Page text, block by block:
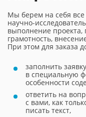
Мы берем на себя
научно-
выполнение проекта,
грамотность,
При этом для заказа
заполнить
в специальную
особенности
ответить на
с вами, как
писать текст,